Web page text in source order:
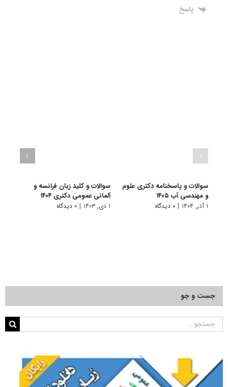
پاسخ
سوالات و پاسخنامه دکتری علوم
و مهندسی آب ۱۴۰۵
۱ آذر, ۱۴۰۴ | ۰ دیدگاه
سوالات و کلید زبان فرانسه و
آلمانی عمومی دکتری ۱۴۰۴
۱ دی, ۱۴۰۳ | ۰ دیدگاه
جست و جو
جستجو